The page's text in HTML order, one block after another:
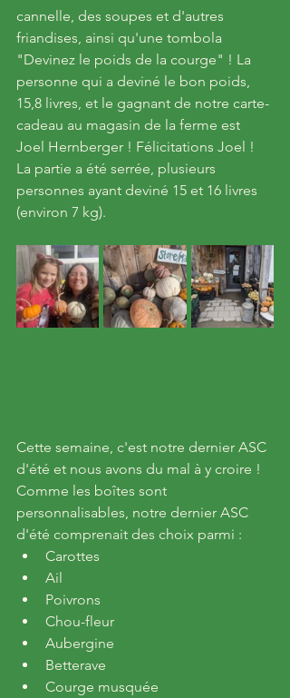
cannelle, des soupes et d'autres
friandises, ainsi qu'une tombola
"Devinez le poids de la courge" ! La
personne qui a deviné le bon poids,
15,8 livres, et le gagnant de notre carte-
cadeau au magasin de la ferme est
Joel Hernberger ! Félicitations Joel !
La partie a été serrée, plusieurs
personnes ayant deviné 15 et 16 livres
(environ 7 kg).
Cette semaine, c'est notre dernier ASC
d'été et nous avons du mal à y croire !
Comme les boîtes sont
personnalisables, notre dernier ASC
d'été comprenait des choix parmi :
Carottes
Ail
Poivrons
Chou-fleur
Aubergine
Betterave
Courge musquée